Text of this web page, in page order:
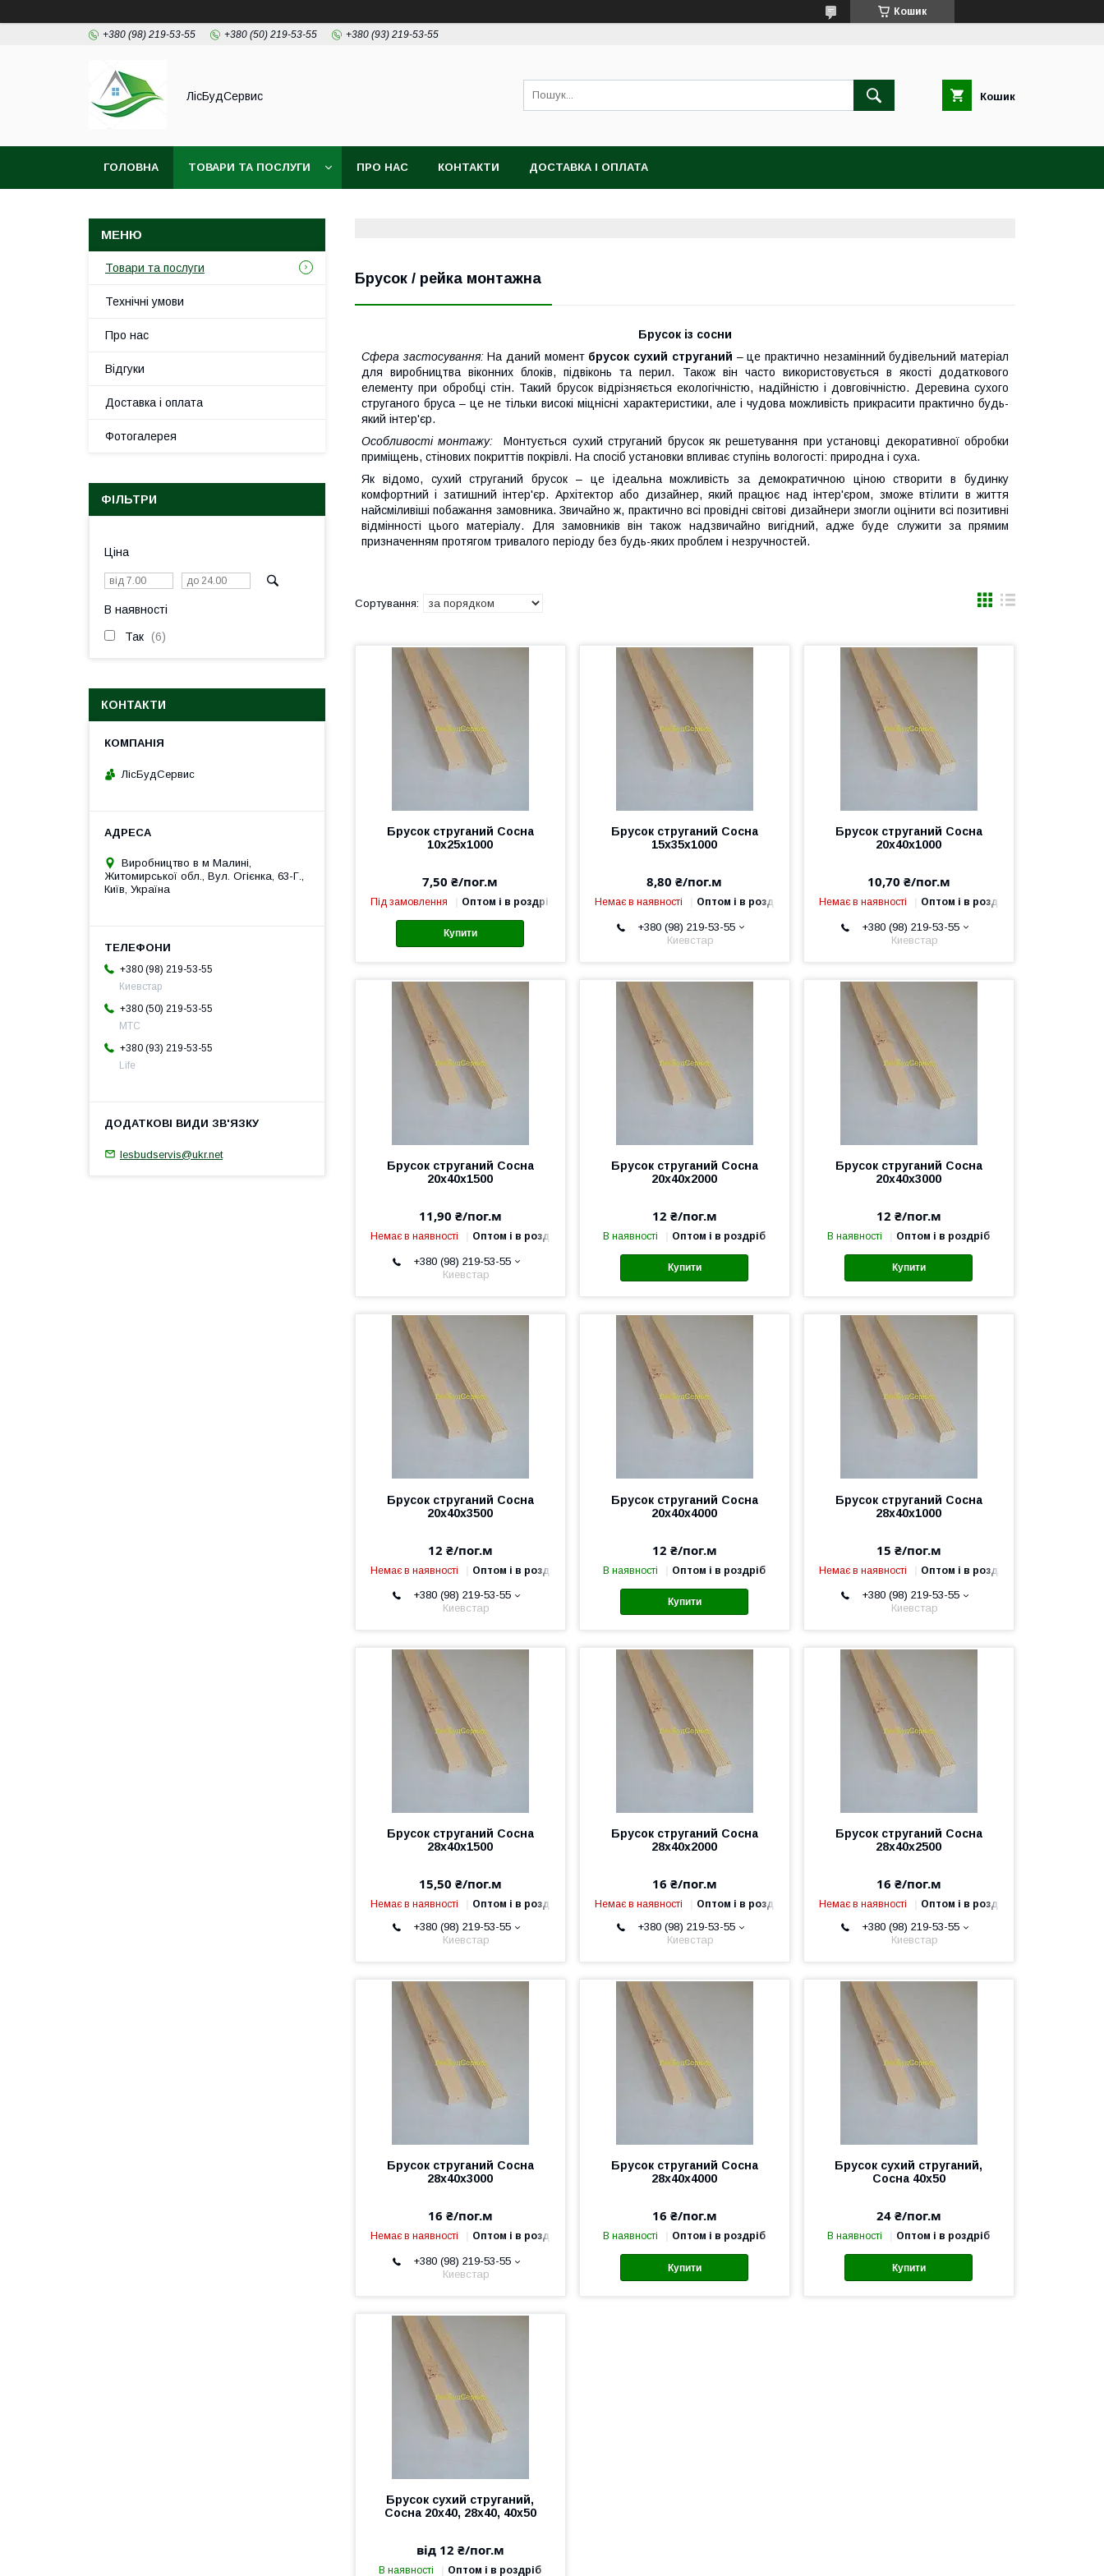
Кошик
+380 (98) 219-53-55 +380 (50) 219-53-55 +380 (93) 219-53-55
ЛісБудСервис Кошик
ГОЛОВНА ТОВАРИ ТА ПОСЛУГИ ПРО НАС КОНТАКТИ ДОСТАВКА І ОПЛАТА
Брусок / рейка монтажна
Брусок із сосни
Сфера застосування:На даний момент брусок сухий струганий – це практично незамінний будівельний матеріал
для виробництва віконних блоків, підвіконь та перил. Також він часто використовується в якості додаткового
елементу при обробці стін. Такий брусок відрізняється екологічністю, надійністю і довговічністю. Деревина сухого
струганого бруса – це не тільки високі міцнісні характеристики, але і чудова можливість прикрасити практично будь-
який інтер'єр.
Особливості монтажу:
Монтується сухий струганий брусок як решетування при установці декоративної обробки
приміщень, стінових покриттів покрівлі. На спосіб установки впливає ступінь вологості: природна і суха.
Як відомо, сухий струганий брусок – це ідеальна можливість за демократичною ціною створити в будинку
комфортний і затишний інтер'єр. Архітектор або дизайнер, який працює над інтер'єром, зможе втілити в життя
найсміливіші побажання замовника. Звичайно ж, практично всі провідні світові дизайнери змогли оцінити всі позитивні
відмінності цього матеріалу. Для замовників він також надзвичайно вигідний, адже буде служити за прямим
призначенням протягом тривалого періоду без будь-яких проблем і незручностей.
Брусок струганий Сосна
10х25х1000
7,50 ₴/пог.м
Під замовлення Оптом і в роздріб
Купити
Брусок струганий Сосна
15х35х1000
8,80 ₴/пог.м
Немає в наявності Оптом і в роздріб
+380 (98) 219-53-55
Киевстар
Брусок струганий Сосна
20х40х1000
10,70 ₴/пог.м
Немає в наявності Оптом і в роздріб
+380 (98) 219-53-55
Киевстар
Брусок струганий Сосна
20х40х1500
11,90 ₴/пог.м
Немає в наявності Оптом і в роздріб
+380 (98) 219-53-55
Киевстар
Брусок струганий Сосна
20х40х2000
12 ₴/пог.м
В наявності Оптом і в роздріб
Купити
Брусок струганий Сосна
20х40х3000
12 ₴/пог.м
В наявності Оптом і в роздріб
Купити
Брусок струганий Сосна
20х40х3500
12 ₴/пог.м
Немає в наявності Оптом і в роздріб
+380 (98) 219-53-55
Киевстар
Брусок струганий Сосна
20х40х4000
12 ₴/пог.м
В наявності Оптом і в роздріб
Купити
Брусок струганий Сосна
28х40х1000
15 ₴/пог.м
Немає в наявності Оптом і в роздріб
+380 (98) 219-53-55
Киевстар
Брусок струганий Сосна
28х40х1500
15,50 ₴/пог.м
Немає в наявності Оптом і в роздріб
+380 (98) 219-53-55
Киевстар
Брусок струганий Сосна
28х40х2000
16 ₴/пог.м
Немає в наявності Оптом і в роздріб
+380 (98) 219-53-55
Киевстар
Брусок струганий Сосна
28х40х2500
16 ₴/пог.м
Немає в наявності Оптом і в роздріб
+380 (98) 219-53-55
Киевстар
Брусок струганий Сосна
28х40х3000
16 ₴/пог.м
Немає в наявності Оптом і в роздріб
+380 (98) 219-53-55
Киевстар
Брусок струганий Сосна
28х40х4000
16 ₴/пог.м
В наявності Оптом і в роздріб
Купити
Брусок сухий струганий,
Сосна 40х50
24 ₴/пог.м
В наявності Оптом і в роздріб
Купити
Брусок сухий струганий,
Сосна 20х40, 28х40, 40х50
від 12 ₴/пог.м
В наявності Оптом і в роздріб
Товари та послуги
Технічні умови
Про нас
Відгуки
Доставка і оплата
Фотогалерея
ФІЛЬТРИ
Ціна
В наявності
Так 6
КОНТАКТИ
ЛісБудСервис
Виробництво в м Малині,
Житомирської обл., Вул. Огієнка, 63-Г.,
Київ, Україна
+380 (98) 219-53-55
Киевстар
+380 (50) 219-53-55
МТС
+380 (93) 219-53-55
Life
lesbudservis@ukr.net